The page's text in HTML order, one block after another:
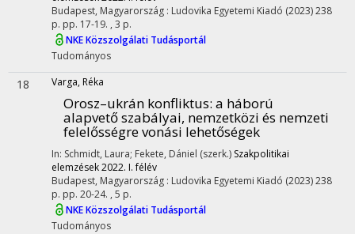
Budapest, Magyarország : Ludovika Egyetemi Kiadó (2023)238
p. pp. 17-19. , 3 p.
NKE Közszolgálati Tudásportál
Tudományos
18 Varga, Réka
Orosz–ukrán konfliktus: a háború
alapvető szabályai, nemzetközi és nemzeti
felelősségre vonási lehetőségek
In: Schmidt, Laura; Fekete, Dániel (szerk.) Szakpolitikai
elemzések 2022. I. félév
Budapest, Magyarország : Ludovika Egyetemi Kiadó (2023)238
p. pp. 20-24. , 5 p.
NKE Közszolgálati Tudásportál
Tudományos